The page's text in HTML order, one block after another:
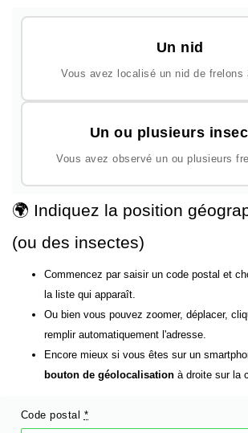
Un nid
Vous avez localisé un nid de frelons
Un ou plusieurs
Vous avez observé un ou plusieurs
🌍 Indiquez la position
(ou des insectes)
Commencez par saisir un code postal et
la liste qui apparaît.
Ou bien vous pouvez zoomer, déplacer,
remplir automatiquement l'adresse.
Encore mieux si vous êtes sur un
bouton de géolocalisation à droite sur la
Code postal *